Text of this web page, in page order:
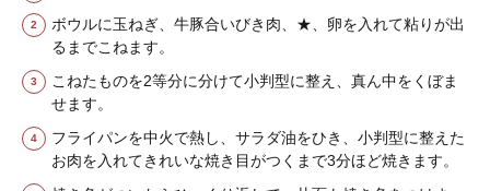
ボウルに玉ねぎ、牛豚合いびき肉、★、卵を入れて粘りが出
るまでこねます。
こねたものを2等分に分けて小判型に整え、真ん中をくぼま
せます。
フライパンを中火で熱し、サラダ油をひき、小判型に整えた
お肉を入れてきれいな焼き目がつくまで3分ほど焼きます。